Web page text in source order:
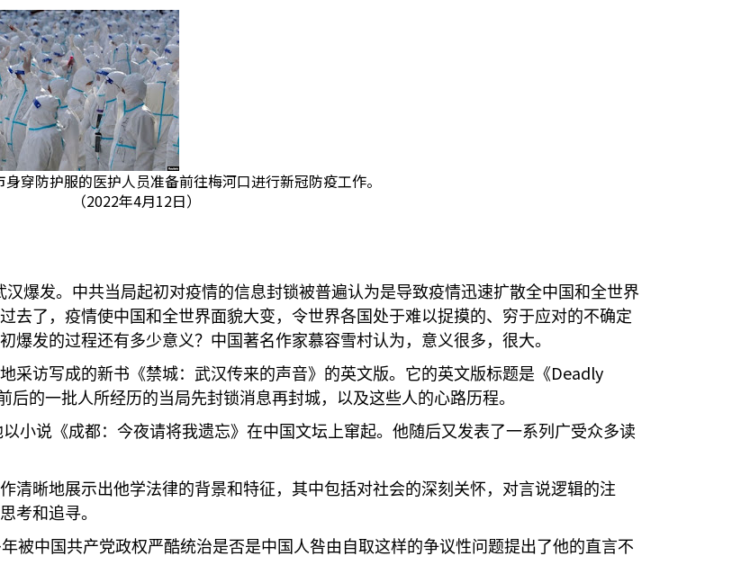
穿防护服的医护人员准备前往梅河口进行新冠防疫工作。
（2022年4月12日）
汉爆发。中共当局起初对疫情的信息封锁被普遍认为是导致疫情迅速扩散全中国和全世界
去了，疫情使中国和全世界面貌大变，令世界各国处于难以捉摸的、穷于应对的不确定
爆发的过程还有多少意义？中国著名作家慕容雪村认为，意义很多，很大。
采访写成的新书《禁城：武汉传来的声音》的英文版。它的英文版标题是《Deadly
后的一批人所经历的当局先封锁消息再封城，以及这些人的心路历程。
小说《成都：今夜请将我遗忘》在中国文坛上窜起。他随后又发表了一系列广受众多读
清晰地展示出他学法律的背景和特征，其中包括对社会的深刻关怀，对言说逻辑的注
考和追寻。
被中国共产党政权严酷统治是否是中国人咎由自取这样的争议性问题提出了他的直言不